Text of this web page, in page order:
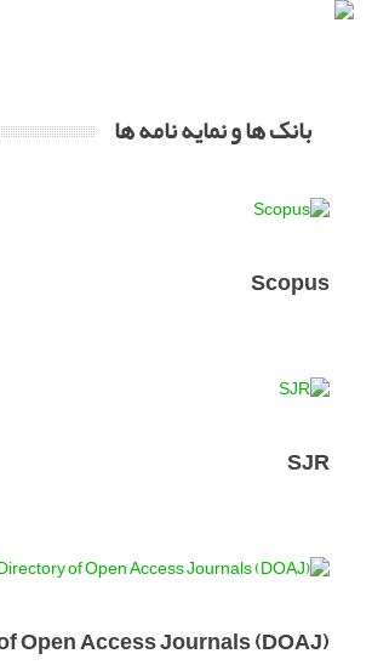
بانک ها و نمایه نامه ها
Scopus
SJR
Open Access Journals (DOAJ)